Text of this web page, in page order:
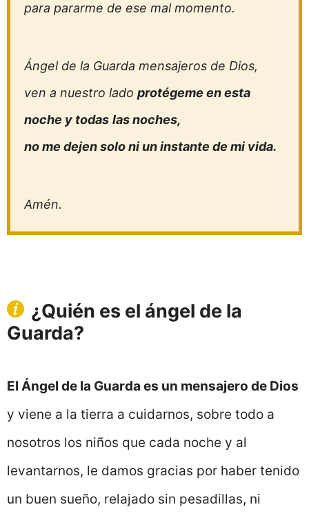
para pararme de ese mal momento.
Ángel de la Guarda mensajeros de Dios,
ven a nuestro lado protégeme en esta
noche y todas las noches,
no me dejen solo ni un instante de mi vida.
Amén.
¿Quién es el ángel de la
Guarda?
El Ángel de la Guarda es un mensajero de Dios
y viene a la tierra a cuidarnos, sobre todo a
nosotros los niños que cada noche y al
levantarnos, le damos gracias por haber tenido
un buen sueño, relajado sin pesadillas, ni